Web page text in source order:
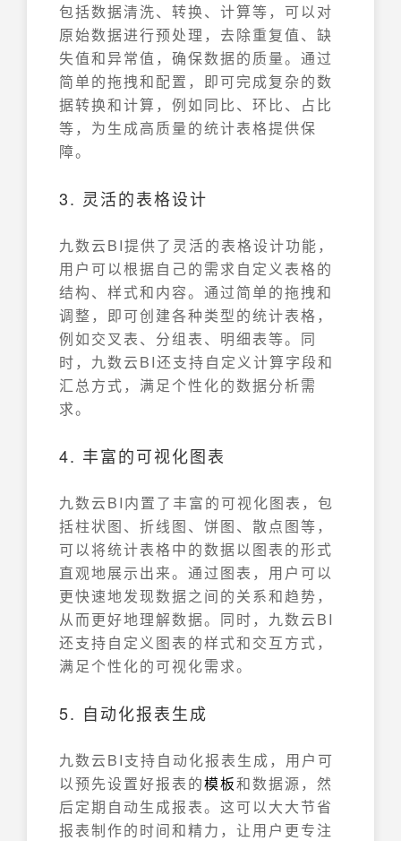
包括数据清洗、转换、计算等，可以对
原始数据进行预处理，去除重复值、缺
失值和异常值，确保数据的质量。通过
简单的拖拽和配置，即可完成复杂的数
据转换和计算，例如同比、环比、占比
等，为生成高质量的统计表格提供保
障。
3. 灵活的表格设计
九数云BI提供了灵活的表格设计功能，
用户可以根据自己的需求自定义表格的
结构、样式和内容。通过简单的拖拽和
调整，即可创建各种类型的统计表格，
例如交叉表、分组表、明细表等。同
时，九数云BI还支持自定义计算字段和
汇总方式，满足个性化的数据分析需
求。
4. 丰富的可视化图表
九数云BI内置了丰富的可视化图表，包
括柱状图、折线图、饼图、散点图等，
可以将统计表格中的数据以图表的形式
直观地展示出来。通过图表，用户可以
更快速地发现数据之间的关系和趋势，
从而更好地理解数据。同时，九数云BI
还支持自定义图表的样式和交互方式，
满足个性化的可视化需求。
5. 自动化报表生成
九数云BI支持自动化报表生成，用户可
以预先设置好报表的模板和数据源，然
后定期自动生成报表。这可以大大节省
报表制作的时间和精力，让用户更专注